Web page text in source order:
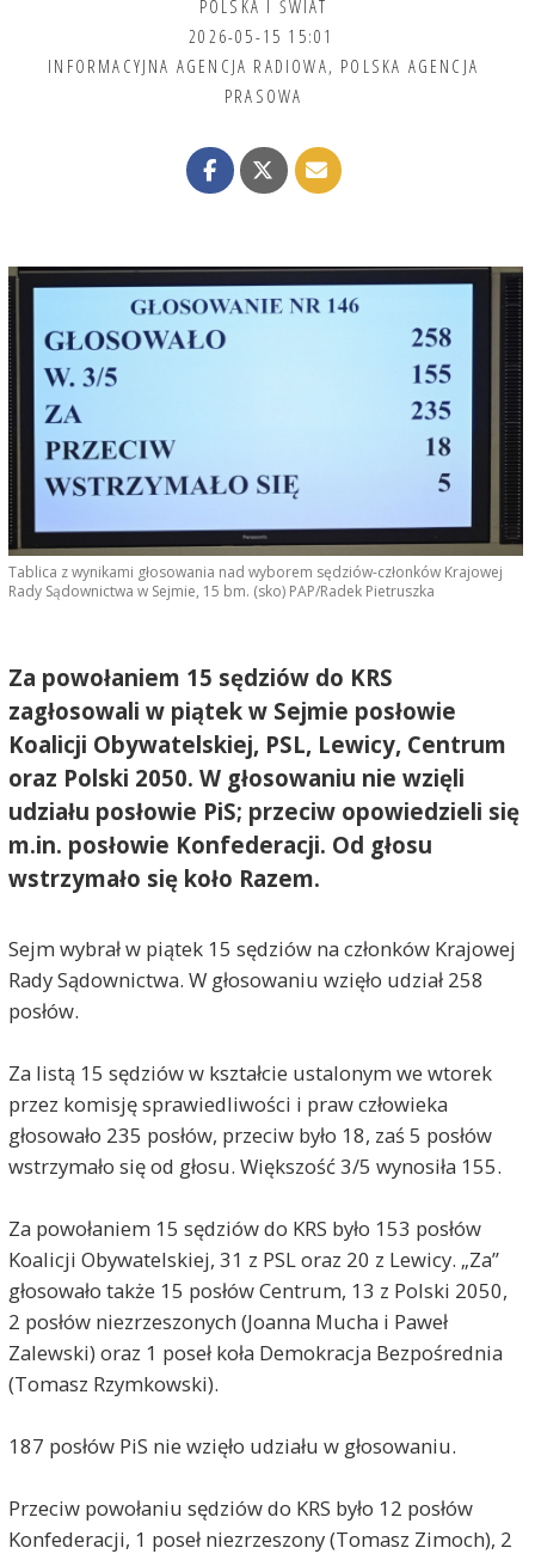
POLSKA I ŚWIAT
2026-05-15 15:01
INFORMACYJNA AGENCJA RADIOWA, POLSKA AGENCJA
PRASOWA
Tablica z wynikami głosowania nad wyborem sędziów-członków Krajowej
Rady Sądownictwa w Sejmie, 15 bm. (sko) PAP/Radek Pietruszka
Za powołaniem 15 sędziów do KRS
zagłosowali w piątek w Sejmie posłowie
Koalicji Obywatelskiej, PSL, Lewicy, Centrum
oraz Polski 2050. W głosowaniu nie wzięli
udziału posłowie PiS; przeciw opowiedzieli się
m.in. posłowie Konfederacji. Od głosu
wstrzymało się koło Razem.
Sejm wybrał w piątek 15 sędziów na członków Krajowej
Rady Sądownictwa. W głosowaniu wzięło udział 258
posłów.
Za listą 15 sędziów w kształcie ustalonym we wtorek
przez komisję sprawiedliwości i praw człowieka
głosowało 235 posłów, przeciw było 18, zaś 5 posłów
wstrzymało się od głosu. Większość 3/5 wynosiła 155.
Za powołaniem 15 sędziów do KRS było 153 posłów
Koalicji Obywatelskiej, 31 z PSL oraz 20 z Lewicy. „Za”
głosowało także 15 posłów Centrum, 13 z Polski 2050,
2 posłów niezrzeszonych (Joanna Mucha i Paweł
Zalewski) oraz 1 poseł koła Demokracja Bezpośrednia
(Tomasz Rzymkowski).
187 posłów PiS nie wzięło udziału w głosowaniu.
Przeciw powołaniu sędziów do KRS było 12 posłów
Konfederacji, 1 poseł niezrzeszony (Tomasz Zimoch), 2